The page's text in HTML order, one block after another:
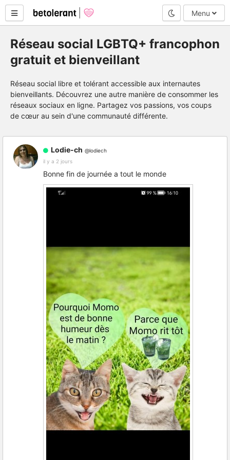
Mode nuit
Menu
Réseau social LGBTQ+ francophon
gratuit et bienveillant
Réseau social libre et tolérant accessible aux internautes
bienveillants. Découvrez une autre manière de consommer les
réseaux sociaux en ligne. Partagez vos passions, vos coups
de cœur au sein d'une communauté différente.
Lodie-ch @lodiech
il y a 2 jours
Bonne fin de journée a tout le monde